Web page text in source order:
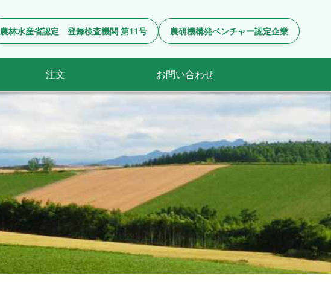
農林水産省認定 登録検査機関 第11号 農研機構発ベンチャー認定企業
注文 お問い合わせ